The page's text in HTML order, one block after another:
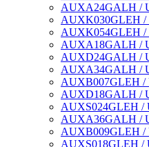
AUXA24GALH /
AUXK030GLEH
AUXK054GLEH
AUXA18GALH /
AUXD24GALH /
AUXA34GALH /
AUXB007GLEH
AUXD18GALH /
AUXS024GLEH /
AUXA36GALH /
AUXB009GLEH
AUXS018GLEH /